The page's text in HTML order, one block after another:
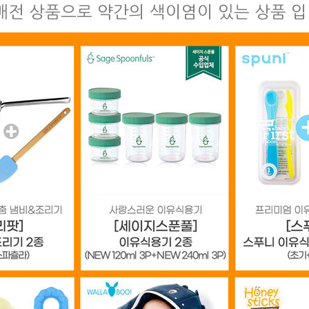
전 상품으로 약간의 색이염이 있는 상품